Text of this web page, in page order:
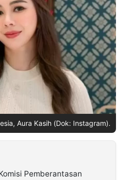
Aura Kasih (Dok: Instagram).
Pemberantasan